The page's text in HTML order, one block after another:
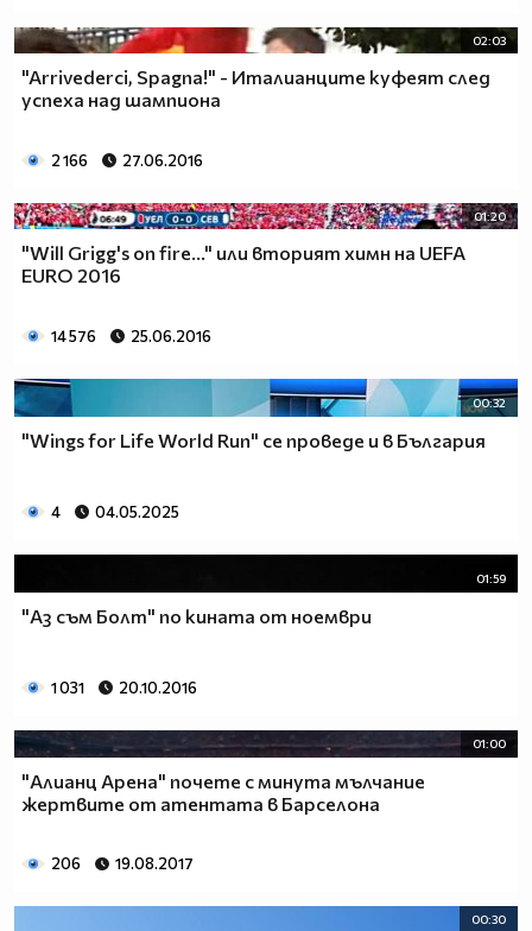
02:03
"Arrivederci, Spagna!" - Италианците куфеят след
успеха над шампиона
2 166 27.06.2016
01:20
"Will Grigg's on fire..." или вторият химн на UEFA
EURO 2016
14 576 25.06.2016
00:32
"Wings for Life World Run" се проведе и в България
4 04.05.2025
01:59
"Аз съм Болт" по кината от ноември
1 031 20.10.2016
01:00
"Алианц Арена" почете с минута мълчание
жертвите от атентата в Барселона
206 19.08.2017
00:30